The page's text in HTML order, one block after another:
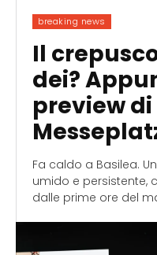
breaking news
Il
dei?
preview di
Fa caldo a Basilea.
umido e persistente,
dalle prime ore del